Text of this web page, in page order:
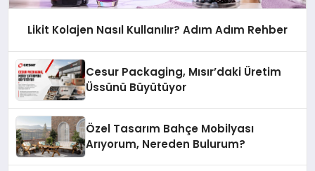
Likit Kolajen Nasıl Kullanılır? Adım Adım Rehber
Cesur Packaging, Mısır’daki Üretim
Üssünü Büyütüyor
Özel Tasarım Bahçe Mobilyası
Arıyorum, Nereden Bulurum?